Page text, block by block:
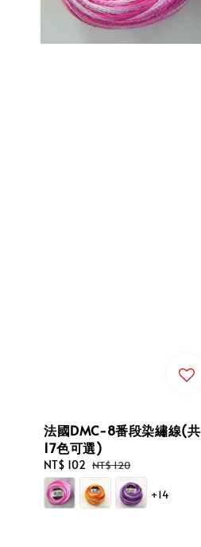
法國DMC-8番段染繡線(共
17色可選)
Sale
price
NT$ 102 Regular
price
NT$ 120
+14